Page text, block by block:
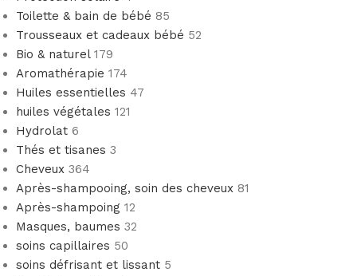
Toilette & bain de bébé 85
Trousseaux et cadeaux bébé 52
Bio & naturel 179
Aromathérapie 174
Huiles essentielles 47
huiles végétales 121
Hydrolat 6
Thés et tisanes 3
Cheveux 364
Après-shampooing, soin des cheveux 81
Après-shampoing 12
Masques, baumes 32
soins capillaires 50
soins défrisant et lissant 5